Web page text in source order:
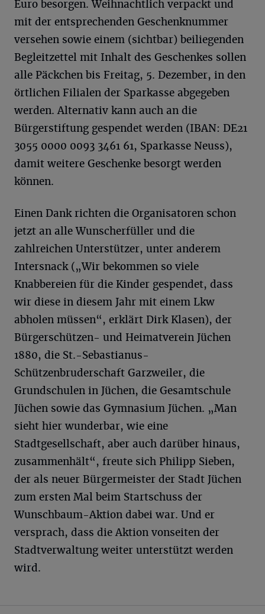
Euro besorgen. Weihnachtlich verpackt und
mit der entsprechenden Geschenknummer
versehen sowie einem (sichtbar) beiliegenden
Begleitzettel mit Inhalt des Geschenkes sollen
alle Päckchen bis Freitag, 5. Dezember, in den
örtlichen Filialen der Sparkasse abgegeben
werden. Alternativ kann auch an die
Bürgerstiftung gespendet werden (IBAN: DE21
3055 0000 0093 3461 61, Sparkasse Neuss),
damit weitere Geschenke besorgt werden
können.
Einen Dank richten die Organisatoren schon
jetzt an alle Wunscherfüller und die
zahlreichen Unterstützer, unter anderem
Intersnack („Wir bekommen so viele
Knabbereien für die Kinder gespendet, dass
wir diese in diesem Jahr mit einem Lkw
abholen müssen“, erklärt Dirk Klasen), der
Bürgerschützen- und Heimatverein Jüchen
1880, die St.-Sebastianus-
Schützenbruderschaft Garzweiler, die
Grundschulen in Jüchen, die Gesamtschule
Jüchen sowie das Gymnasium Jüchen. „Man
sieht hier wunderbar, wie eine
Stadtgesellschaft, aber auch darüber hinaus,
zusammenhält“, freute sich Philipp Sieben,
der als neuer Bürgermeister der Stadt Jüchen
zum ersten Mal beim Startschuss der
Wunschbaum-Aktion dabei war. Und er
versprach, dass die Aktion vonseiten der
Stadtverwaltung weiter unterstützt werden
wird.